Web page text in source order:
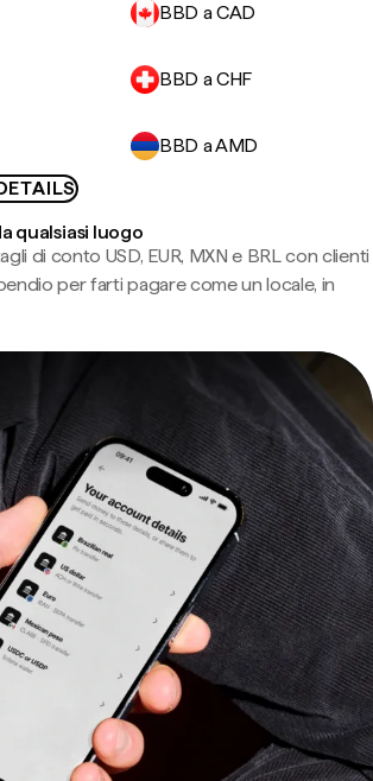
BBD a CAD
BBD a CHF
BBD a AMD
qualsiasi luogo
di conto USD, EUR, MXN e BRL con clienti
per farti pagare come un locale, in